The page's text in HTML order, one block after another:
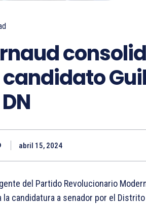
abril 15, 2024
del Partido Revolucionario
candidatura a senador por el